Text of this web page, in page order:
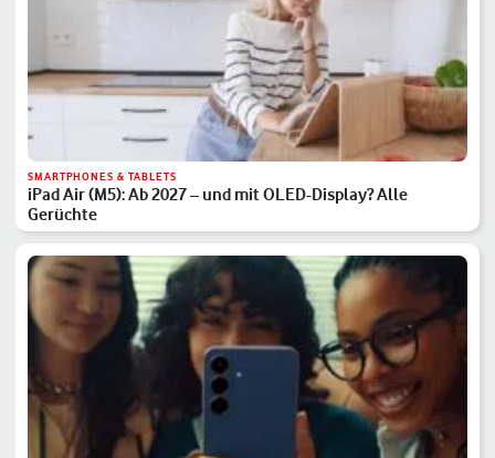
SMARTPHONES & TABLETS
iPad Air (M5): Ab 2027 – und mit OLED-Display? Alle
Gerüchte